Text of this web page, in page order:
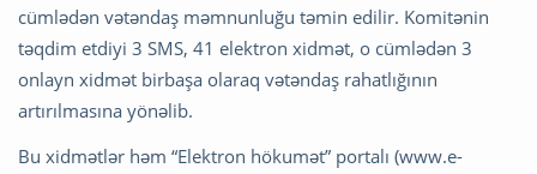
cümlədən vətəndaş məmnunluğu təmin edilir. Komitənin
təqdim etdiyi 3 SMS, 41 elektron xidmət, o cümlədən 3
onlayn xidmət birbaşa olaraq vətəndaş rahatlığının
artırılmasına yönəlib.
Bu xidmətlər həm “Elektron hökumət” portalı (www.e-